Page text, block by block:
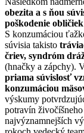
obezita a s ňou
poškodenie
S konzumáciou
súvisia takisto
čriev, syndróm
(hnačky a zápchy).
priama súvislosť
konzumáciou
výskumy
potravín
najvýznamnejších